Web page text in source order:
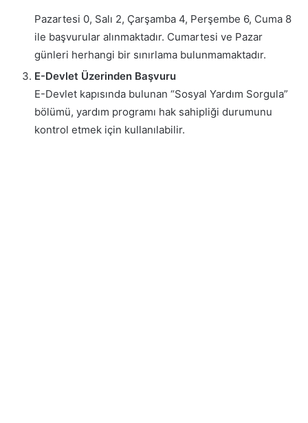
Pazartesi 0, Salı 2, Çarşamba 4, Perşembe 6, Cuma 8
ile başvurular alınmaktadır. Cumartesi ve Pazar
günleri herhangi bir sınırlama bulunmamaktadır.
E-Devlet Üzerinden Başvuru
E-Devlet kapısında bulunan “Sosyal Yardım Sorgula”
bölümü, yardım programı hak sahipliği durumunu
kontrol etmek için kullanılabilir.